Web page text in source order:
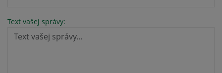
Text vašej správy: